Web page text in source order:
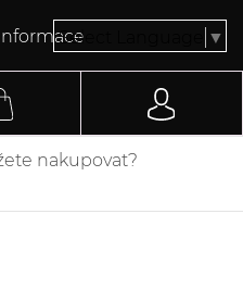
Select Language ▼
nakupovat?